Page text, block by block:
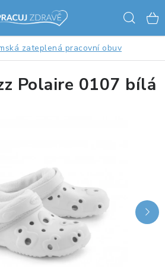
zateplená pracovní obuv
Polaire 0107 bílá